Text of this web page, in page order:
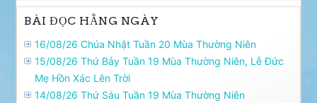
BÀI ĐỌC HẰNG NGÀY
16/08/26 Chúa Nhật Tuần 20 Mùa Thường Niên
15/08/26 Thứ Bảy Tuần 19 Mùa Thường Niên, Lễ Ðức
Mẹ Hồn Xác Lên Trời
14/08/26 Thứ Sáu Tuần 19 Mùa Thường Niên